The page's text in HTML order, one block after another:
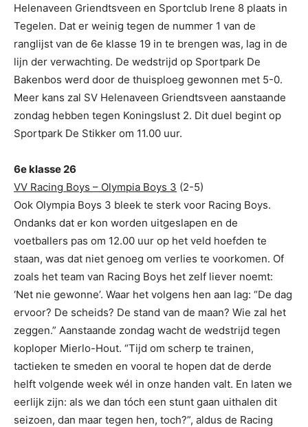
Helenaveen Griendtsveen en Sportclub Irene 8 plaats in
Tegelen. Dat er weinig tegen de nummer 1 van de
ranglijst van de 6e klasse 19 in te brengen was, lag in de
lijn der verwachting. De wedstrijd op Sportpark De
Bakenbos werd door de thuisploeg gewonnen met 5-0.
Meer kans zal SV Helenaveen Griendtsveen aanstaande
zondag hebben tegen Koningslust 2. Dit duel begint op
Sportpark De Stikker om 11.00 uur.
6e klasse 26
VV Racing Boys – Olympia Boys 3 (2-5)
Ook Olympia Boys 3 bleek te sterk voor Racing Boys.
Ondanks dat er kon worden uitgeslapen en de
voetballers pas om 12.00 uur op het veld hoefden te
staan, was dat niet genoeg om verlies te voorkomen. Of
zoals het team van Racing Boys het zelf liever noemt:
‘Net nie gewonne’. Waar het volgens hen aan lag: “De dag
ervoor? De scheids? De stand van de maan? Wie zal het
zeggen.” Aanstaande zondag wacht de wedstrijd tegen
koploper Mierlo-Hout. “Tijd om scherp te trainen,
tactieken te smeden en vooral te hopen dat de derde
helft volgende week wél in onze handen valt. En laten we
eerlijk zijn: als we dan tóch een stunt gaan uithalen dit
seizoen, dan maar tegen hen, toch?”, aldus de Racing